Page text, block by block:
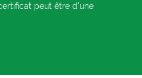
peut être d'une